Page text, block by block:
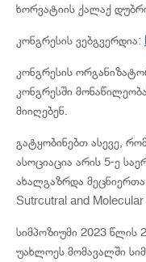
ხორვატიის ქალაქ
კონგრესის ვებგვერდია:
კონგრესის
კონგრესში
მიიღებენ.
გატყობინებთ ასევე,
ასოციაცია არის 5-ე
ახალგაზრდა
Sutrcutral and
სიმპოზიუმი 2023 წლის
უახლოეს მომავალში